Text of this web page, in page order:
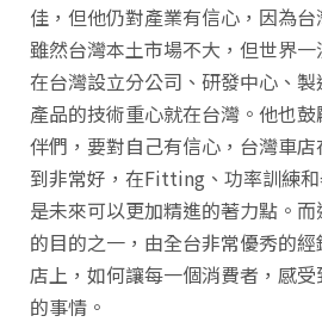
佳，但他仍對產業有信心，因為台
雖然台灣本土市場不大，但世界
在台灣設立分公司、研發中心、
產品的技術重心就在台灣。他也
伴們，要對自己有信心，台灣車
到非常好，在Fitting、功率訓練
是未來可以更加精進的著力點。
的目的之一，由全台非常優秀的
店上，如何讓每一個消費者，感
的事情。